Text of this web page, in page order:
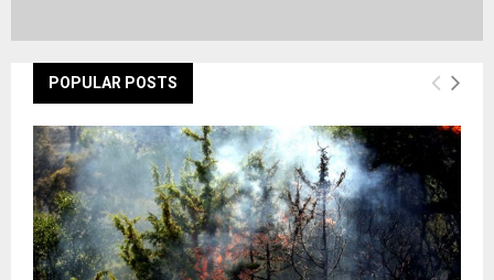
POPULAR POSTS